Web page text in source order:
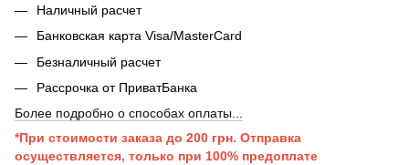
Наличный расчет
Банковская карта Visa/MasterCard
Безналичный расчет
Рассрочка от ПриватБанка
Более подробно о способах оплаты...
*При стоимости заказа до 200 грн. Отправка
осуществляется, только при 100% предоплате